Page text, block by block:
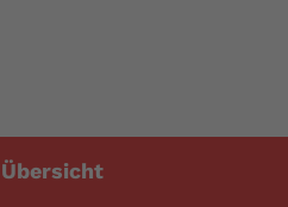
Übersicht